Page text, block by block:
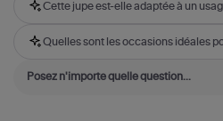
Cette jupe est-elle adaptée à un
Quelles sont les occasions idéales